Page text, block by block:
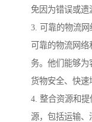
免因为错误或遗
3. 可靠的物流
可靠的物流网
务。他们能够
货物安全、快速
4. 整合资源和
源，包括运输、